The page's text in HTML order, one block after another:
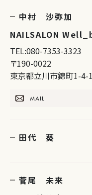
中村 沙弥加
NAILSALON
TEL:080-7353-3323
〒190-0022
東京都立川市錦町1-4-
MAIL
田代 葵
菅尾 未来